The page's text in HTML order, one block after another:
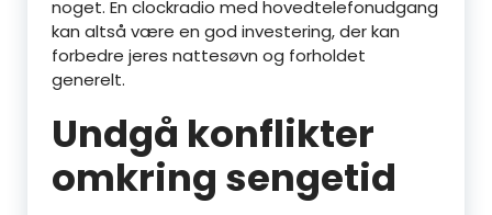
noget. En clockradio med hovedtelefonudgang
kan altså være en god investering, der kan
forbedre jeres nattesøvn og forholdet
generelt.
Undgå konflikter
omkring sengetid